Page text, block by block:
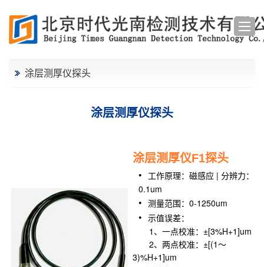
涂层测厚仪探头
涂层测厚仪探头
涂层测厚仪F1探头
工作原理：磁感应 | 分辨力：
0.1um
测量范围：0-1250um
示值误差：
1、一点校准：±[3%H+1]um
2、两点校准：±[(1～
3)%H+1]um